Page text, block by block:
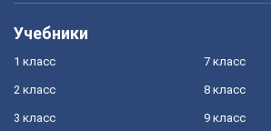
Учебники
1 класс
2 класс
3 класс
7 класс
8 класс
9 класс